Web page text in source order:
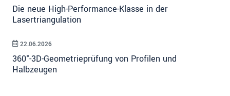
Die neue High-Performance-Klasse in der
Lasertriangulation
360°-3D-Geometrieprüfung von Profilen und
Halbzeugen
22.06.2026